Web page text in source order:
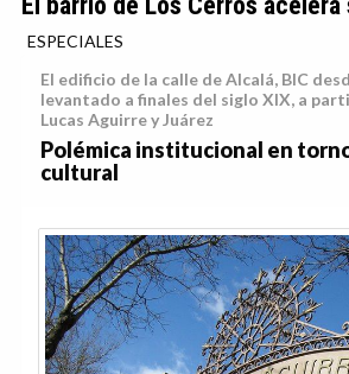
ESPECIALES
El edificio de la calle de Alcalá, BIC
levantado a finales del siglo XIX, a
Lucas Aguirre y Juárez
Polémica institucional en
cultural